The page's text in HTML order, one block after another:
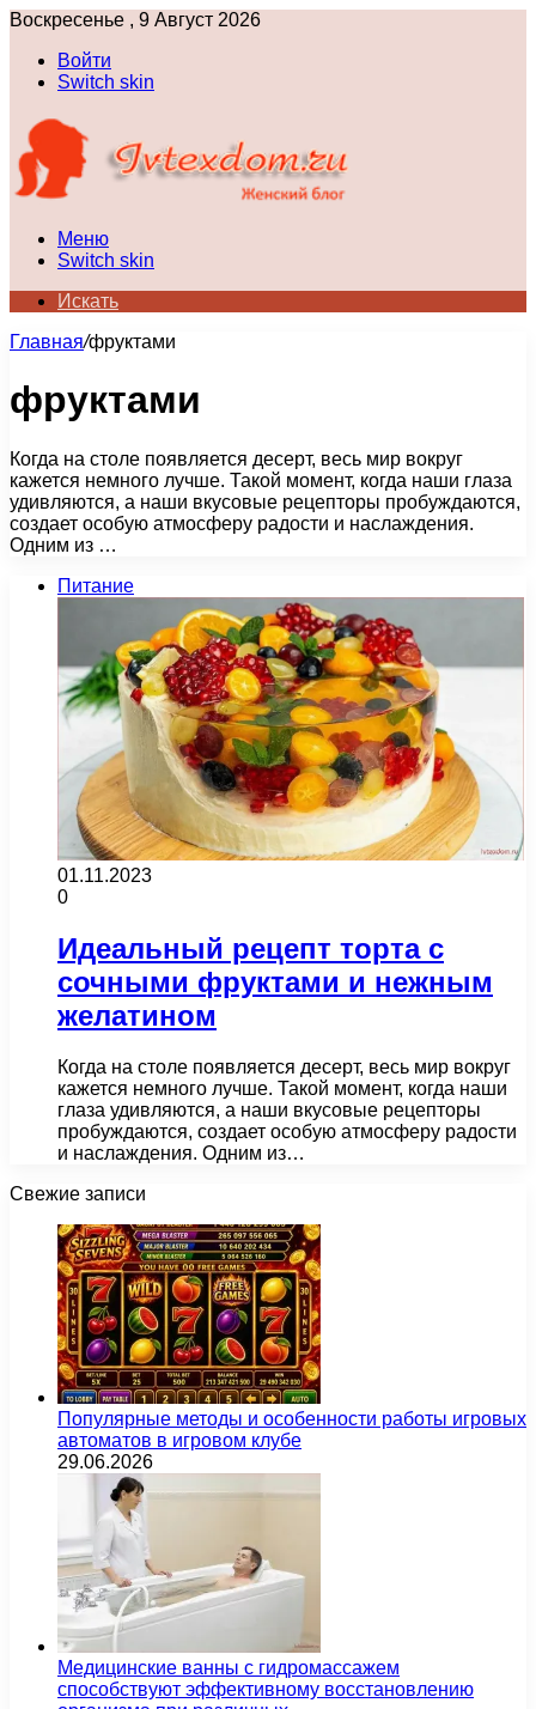
Воскресенье , 9 Август 2026
Войти
Switch skin
Меню
Switch skin
Искать
Главная/фруктами
фруктами
Когда на столе появляется десерт, весь мир вокруг
кажется немного лучше. Такой момент, когда наши глаза
удивляются, а наши вкусовые рецепторы пробуждаются,
создает особую атмосферу радости и наслаждения.
Одним из …
Питание
01.11.2023
0
Идеальный рецепт торта с
сочными фруктами и нежным
желатином
Когда на столе появляется десерт, весь мир вокруг
кажется немного лучше. Такой момент, когда наши
глаза удивляются, а наши вкусовые рецепторы
пробуждаются, создает особую атмосферу радости
и наслаждения. Одним из…
Свежие записи
Популярные методы и особенности работы игровых
автоматов в игровом клубе
29.06.2026
Медицинские ванны с гидромассажем
способствуют эффективному восстановлению